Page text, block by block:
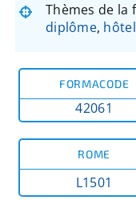
Thèmes de la
diplôme,
FORMACODE
42061
ROME
L1501